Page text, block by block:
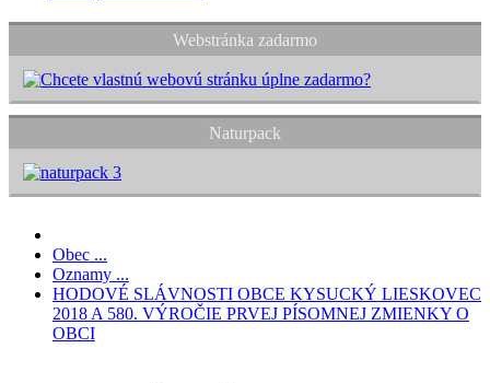
Webstránka zadarmo
Naturpack
Obec ...
Oznamy ...
HODOVÉ SLÁVNOSTI OBCE KYSUCKÝ LIESKOVEC
2018 A 580. VÝROČIE PRVEJ PÍSOMNEJ ZMIENKY O
OBCI